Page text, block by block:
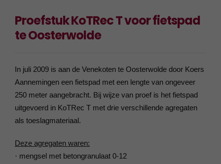
Proefstuk KoTRec T voor fietspad
te Oosterwolde
In juli 2009 is aan de Venekoten te Oosterwolde door Koers
Aannemingen een fietspad met een lengte van ongeveer
250 meter aangebracht. Bij wijze van proef is het fietspad
uitgevoerd in KoTRec T met drie verschillende agregaten
als toeslagmateriaal.
Deze agregaten waren:
· mengsel met betongranulaat 0-12